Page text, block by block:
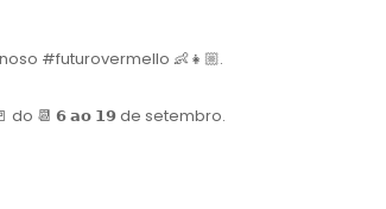
#futurovermello 👶👧🏼.
do 📆 𝟲 𝗮𝗼 𝟭𝟵 de setembro.